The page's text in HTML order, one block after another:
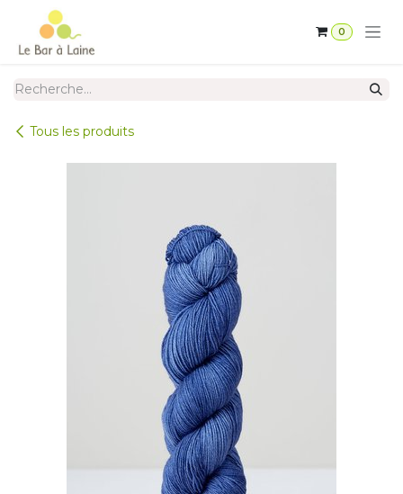
Se rendre au contenu
0
Tous les produits